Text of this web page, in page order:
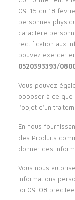
09-15 du 18
personnes
caractère
rectification aux
pouvez exercer
0520393393/
Vous pouvez
opposer à ce
l’objet d’un
En nous
des Produits
donner des
Vous nous
informations
loi 09-08